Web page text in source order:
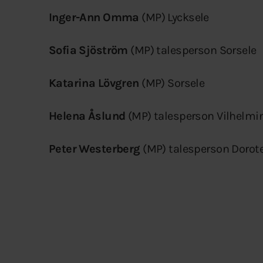
Inger-Ann Omma (MP) Lycksele
Sofia Sjöström (MP) talesperson Sorsele
Katarina Lövgren (MP) Sorsele
Helena Åslund (MP) talesperson
Peter Westerberg (MP) talesperson